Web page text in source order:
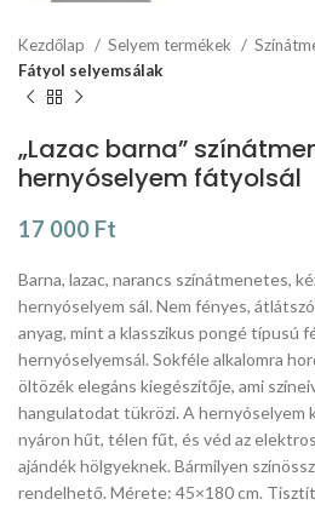
Kezdőlap Selyem termékek
Fátyol selyemsálak
„Lazac barna”
hernyóselyem fátyolsál
17 000 Ft
Barna, lazac, narancs színátmenetes,
hernyóselyem sál. Nem fényes,
anyag, mint a klasszikus pongé típusú
hernyóselyemsál. Sokféle alkalomra
öltözék elegáns kiegészítője, ami
hangulatodat tükrözi. A hernyóselyem
nyáron hűt, télen fűt, és véd az
ajándék hölgyeknek. Bármilyen
rendelhető. Mérete: 45×180 cm.